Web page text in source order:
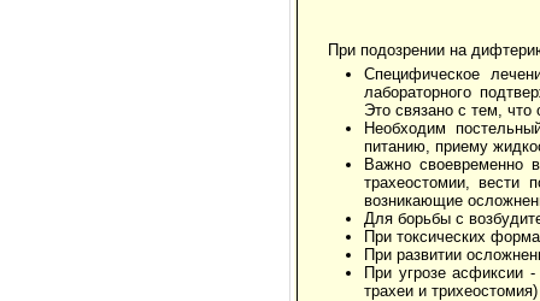
При подозрении на
Специфическое
лабораторного
Это связано с тем, что
Необходим
питанию, приему
Важно своевременно
трахеостомии, вести
возникающие
Для борьбы с
При токсических
При развитии
При угрозе асфиксии
трахеи и трихеостомия)